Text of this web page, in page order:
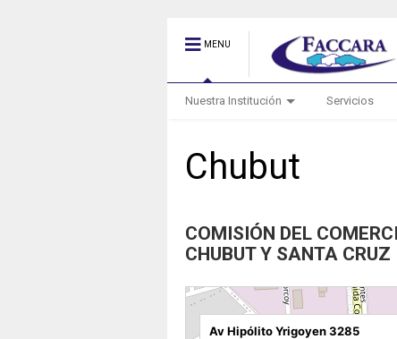
MENU
Nuestra Institución Servicios
Chubut
COMISIÓN DEL
CHUBUT Y SANTA CRUZ
Av Hipólito Yrigoyen 3285